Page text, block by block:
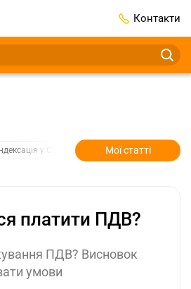
Контакти
у СЕРПНІ 2️⃣0️⃣2️⃣7️⃣ Усі
Мої статті
платити ПДВ?
ПДВ? Висновок
умови